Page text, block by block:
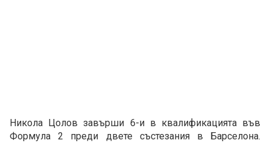
Никола Цолов завърши 6-и в квалификацията във
Формула 2 преди двете състезания в Барселона.